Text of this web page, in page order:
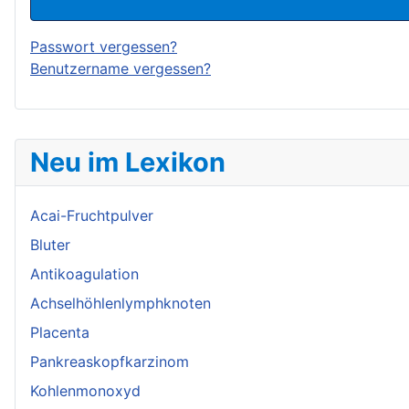
Neu im Lexikon
Acai-Fruchtpulver
Bluter
Antikoagulation
Achselhöhlenlymphknoten
Placenta
Pankreaskopfkarzinom
Kohlenmonoxyd
Passwort vergessen?
Benutzername vergessen?